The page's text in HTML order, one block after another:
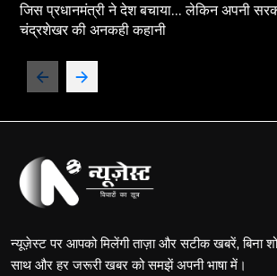
जिस प्रधानमंत्री ने देश बचाया... लेकिन अपनी
चंद्रशेखर की अनकही कहानी
न्यूज़ेस्ट पर आपको मिलेंगी ताज़ा और सटीक खबरें, बिना
साथ और हर जरूरी खबर को समझें अपनी भाषा में।